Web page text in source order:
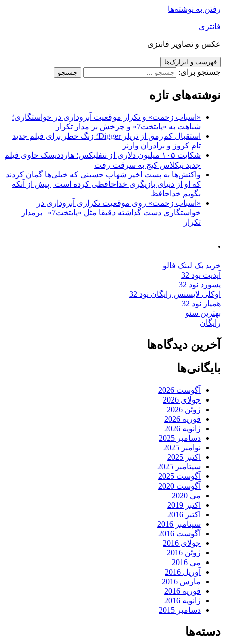
رفتن به نوشته‌ها
فانتزی
عکس و تصاویر فانتزی
فهرست و ابزارک‌ها
جستجو برای:
نوشته‌های تازه
«اسباب زحمت» و تکرار موقعیت آبروداری در خواستگاری؛
شباهت به «پایتخت7» و چرخش بر مدار تکرار
استقبال کم‌رمق از تریلر Digger؛ زنگ خطر برای فیلم جدید
تام کروز و برادران وارنر
شکایت ۱۰۵ میلیون دلاری از نتفلیکس؛ هارددیسک حاوی فیلم
جدید نیکلاس کیج به سرقت رفت
واکنش‌ها به پست اخیر شهاب حسینی که خیلی‌ها گمان کردند
که او از دنیای بازیگری خداحافظی کرده است | پیش از آنکه
بگویم خداحافظ
«اسباب زحمت» روی موقعیت تکراری آبروداری در
خواستگاری دست گذاشته دقیقا مثل «پایتخت7» | برمدار
تکرار
.
خرید بک لینک فالو
آپدیت نود 32
پسورد نود 32
اوکلی لایسنس رایگان نود 32
همیار نود 32
بهترین سئو
رایگان
آخرین دیدگاه‌ها
بایگانی‌ها
آگوست 2026
جولای 2026
ژوئن 2026
فوریه 2026
ژانویه 2026
دسامبر 2025
نوامبر 2025
اکتبر 2025
سپتامبر 2025
آگوست 2025
آگوست 2020
می 2020
اکتبر 2019
اکتبر 2016
سپتامبر 2016
آگوست 2016
جولای 2016
ژوئن 2016
می 2016
آوریل 2016
مارس 2016
فوریه 2016
ژانویه 2016
دسامبر 2015
دسته‌ها